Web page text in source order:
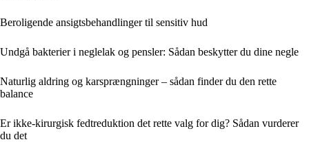
Beroligende ansigtsbehandlinger til sensitiv hud
Undgå bakterier i neglelak og pensler: Sådan beskytter du dine negle
Naturlig aldring og karsprængninger – sådan finder du den rette
balance
Er ikke-kirurgisk fedtreduktion det rette valg for dig? Sådan vurderer
du det